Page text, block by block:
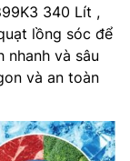
340 Lít ,
lồng sóc để
nhanh và sâu
và an toàn